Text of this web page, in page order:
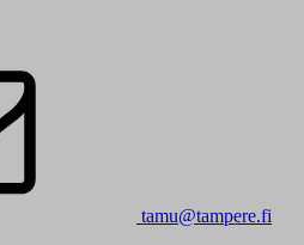
tamu@tampere.fi